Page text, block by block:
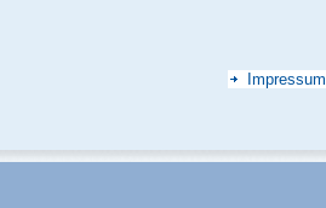
Impressum